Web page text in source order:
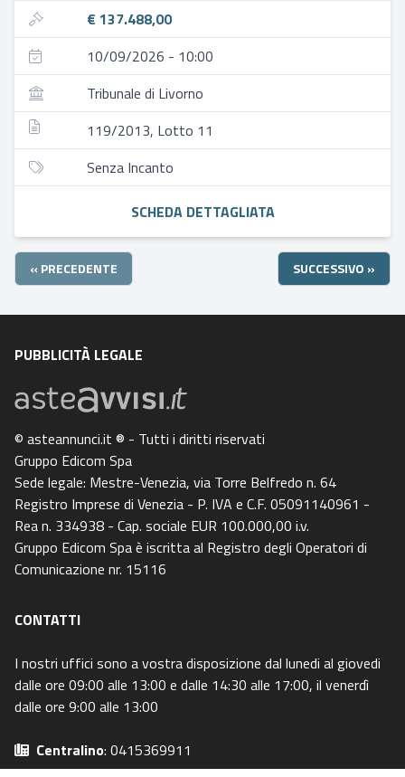
€ 137.488,00
10/09/2026 - 10:00
Tribunale di Livorno
119/2013, Lotto 11
Senza Incanto
SCHEDA DETTAGLIATA
« PRECEDENTE SUCCESSIVO »
PUBBLICITÀ LEGALE
© asteannunci.it ® - Tutti i diritti riservati
Gruppo Edicom Spa
Sede legale: Mestre-Venezia, via Torre Belfredo n. 64
Registro Imprese di Venezia - P. IVA e C.F. 05091140961 -
Rea n. 334938 - Cap. sociale EUR 100.000,00 i.v.
Gruppo Edicom Spa è iscritta al Registro degli Operatori di
Comunicazione nr. 15116
CONTATTI
I nostri uffici sono a vostra disposizione dal lunedi al giovedi
dalle ore 09:00 alle 13:00 e dalle 14:30 alle 17:00, il venerdì
dalle ore 9:00 alle 13:00
Centralino: 0415369911